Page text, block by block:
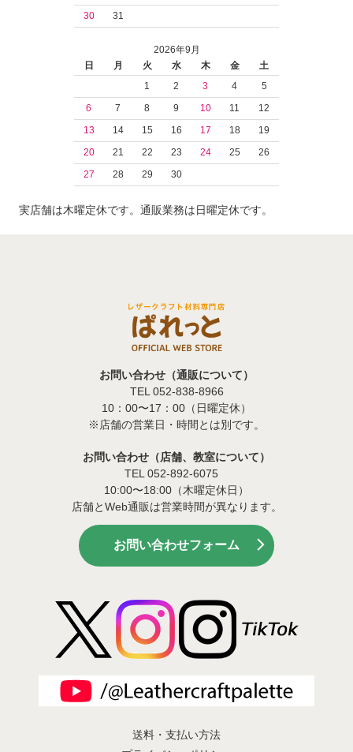
30
31
2026年9月
日
月 火 水 木 金
土
1
2 3 4
5
6
7 8 9 10 11
12
13
14 15 16 17 18
19
20
21 22 23 24 25
26
27
28 29 30
実店舗は木曜定休です。通販業務は日曜定休です。
お問い合わせ（通販について）
TEL 052-838-8966
10：00〜17：00（日曜定休）
※店舗の営業日・時間とは別です。
お問い合わせ（店舗、教室について）
TEL 052-892-6075
10:00〜18:00（木曜定休日）
店舗とWeb通販は営業時間が異なります。
お問い合わせフォーム
送料・支払い方法